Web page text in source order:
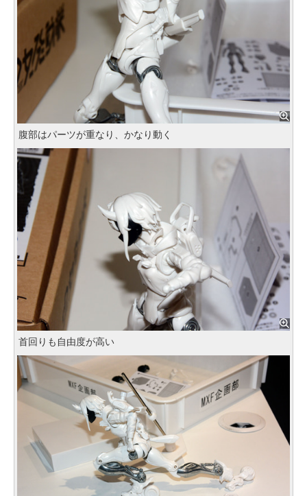
腹部はパーツが重なり、かなり動く
首回りも自由度が高い